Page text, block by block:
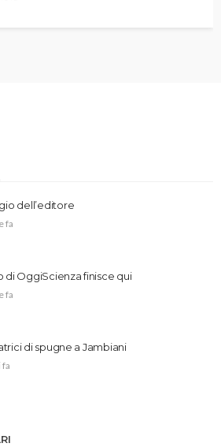
dell’editore
fa
di OggiScienza finisce qui
fa
di spugne a Jambiani
fa